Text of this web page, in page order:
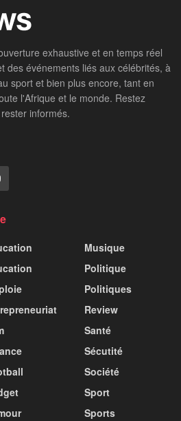
exhaustive et en temps réel
des événements liés aux célébrités, à
sport et bien plus encore, tant en
l'Afrique et le monde. Restez
informés.
Musique
Politique
Politiques
Review
Santé
Sécutité
Société
Sport
Sports